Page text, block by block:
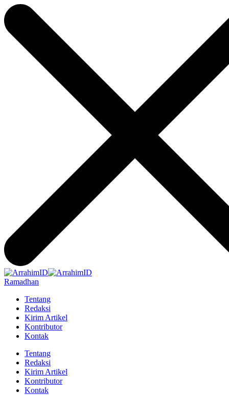
Ramadhan
Tentang
Redaksi
Kirim Artikel
Kontributor
Kontak
Tentang
Redaksi
Kirim Artikel
Kontributor
Kontak